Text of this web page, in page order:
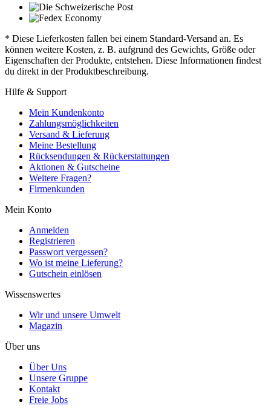
* Diese Lieferkosten fallen bei einem Standard-Versand an. Es
können weitere Kosten, z. B. aufgrund des Gewichts, Größe oder
Eigenschaften der Produkte, entstehen. Diese Informationen findest
du direkt in der Produktbeschreibung.
Hilfe & Support
Mein Kundenkonto
Zahlungsmöglichkeiten
Versand & Lieferung
Meine Bestellung
Rücksendungen & Rückerstattungen
Aktionen & Gutscheine
Weitere Fragen?
Firmenkunden
Mein Konto
Anmelden
Registrieren
Passwort vergessen?
Wo ist meine Lieferung?
Gutschein einlösen
Wissenswertes
Wir und unsere Umwelt
Magazin
Über uns
Über Uns
Unsere Gruppe
Kontakt
Freie Jobs